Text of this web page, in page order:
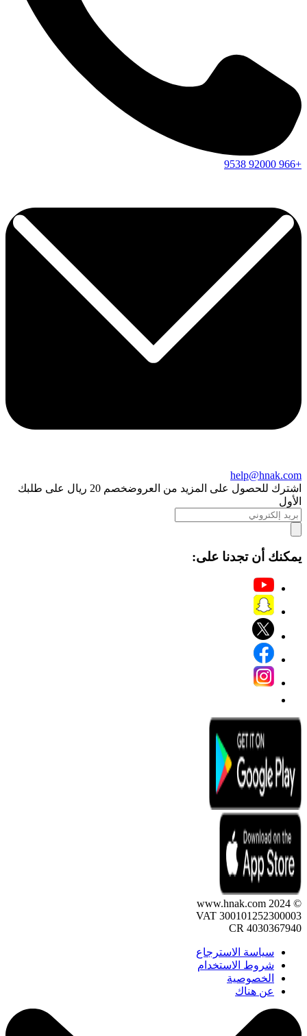
+966
92000
9538
help@hnak.com
اشترك للحصول على المزيد من العروض
خصم 20 ريال على طلبك
الأول
يمكنك أن تجدنا على:
© 2024 www.hnak.com
VAT 300101252300003
CR 4030367940
سياسة الاسترجاع
شروط الاستخدام
الخصوصية
عن هناك